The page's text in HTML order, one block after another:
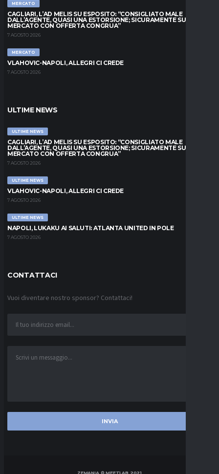
MERCATO
CAGLIARI, L’AD MELIS SU ESPOSITO: “CONSIGLIATO MALE
DALL’AGENTE, QUASI UNA ESTORSIONE; SICURAMENTE SUL
MERCATO CON OFFERTA CONGRUA”
7 AGOSTO 2026
MERCATO
VLAHOVIC-NAPOLI, ALLEGRI CI CREDE
7 AGOSTO 2026
ULTIME NEWS
ULTIME NEWS
CAGLIARI, L’AD MELIS SU ESPOSITO: “CONSIGLIATO MALE
DALL’AGENTE, QUASI UNA ESTORSIONE; SICURAMENTE SUL
MERCATO CON OFFERTA CONGRUA”
7 AGOSTO 2026
ULTIME NEWS
VLAHOVIC-NAPOLI, ALLEGRI CI CREDE
7 AGOSTO 2026
ULTIME NEWS
NAPOLI, LUKAKU AI SALUTI: ATLANTA UNITED IN POLE
7 AGOSTO 2026
CONTATTACI
Vuoi diventare nostro sponsor? Contattaci!